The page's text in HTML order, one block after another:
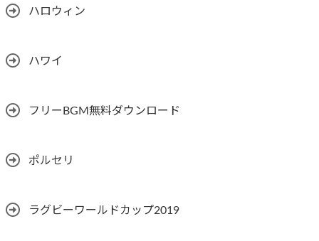
ハロウィン
ハワイ
フリーBGM無料ダウンロード
ポルセリ
ラグビーワールドカップ2019